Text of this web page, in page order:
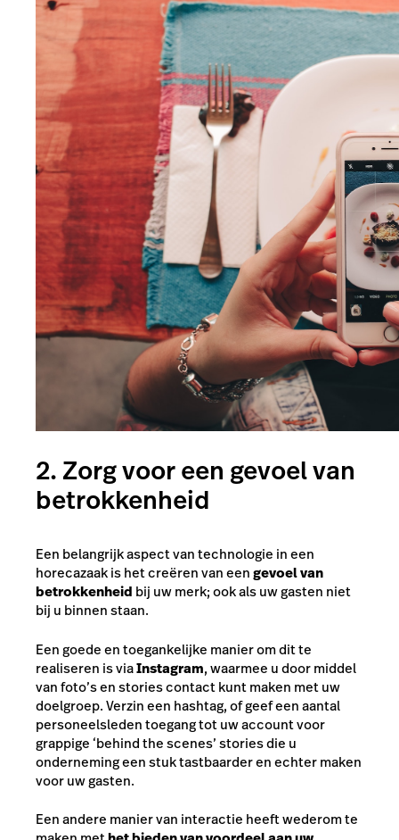
2. Zorg voor een gevoel van
betrokkenheid
Een belangrijk aspect van technologie in een
horecazaak is het creëren van eengevoel van
betrokkenheid bij uw merk; ook als uw gasten niet
bij u binnen staan.
Een goede en toegankelijke manier om dit te
realiseren is viaInstagram, waarmee u door middel
van foto’s en stories contact kunt maken met uw
doelgroep. Verzin een hashtag, of geef een aantal
personeelsleden toegang tot uw account voor
grappige ‘behind the scenes’ stories die u
onderneming een stuk tastbaarder en echter maken
voor uw gasten.
Een andere manier van interactie heeft wederom te